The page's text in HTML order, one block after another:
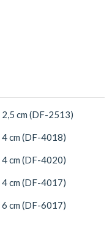
cm (DF-2513)
cm (DF-4018)
cm (DF-4020)
cm (DF-4017)
cm (DF-6017)